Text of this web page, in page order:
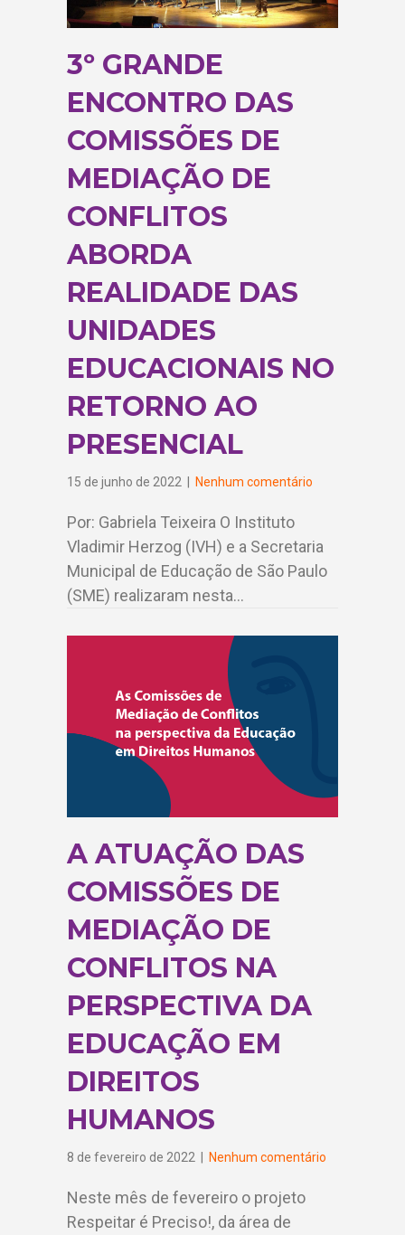
3º GRANDE
ENCONTRO DAS
COMISSÕES DE
MEDIAÇÃO DE
CONFLITOS
ABORDA
REALIDADE DAS
UNIDADES
EDUCACIONAIS NO
RETORNO AO
PRESENCIAL
15 de junho de 2022 Nenhum comentário
Por: Gabriela Teixeira O Instituto
Vladimir Herzog (IVH) e a Secretaria
Municipal de Educação de São Paulo
(SME) realizaram nesta…
A ATUAÇÃO DAS
COMISSÕES DE
MEDIAÇÃO DE
CONFLITOS NA
PERSPECTIVA DA
EDUCAÇÃO EM
DIREITOS
HUMANOS
8 de fevereiro de 2022 Nenhum comentário
Neste mês de fevereiro o projeto
Respeitar é Preciso!, da área de